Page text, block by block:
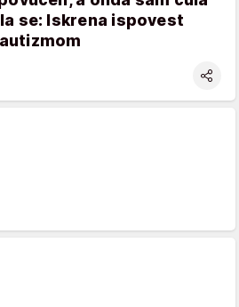
se: Iskrena ispovest